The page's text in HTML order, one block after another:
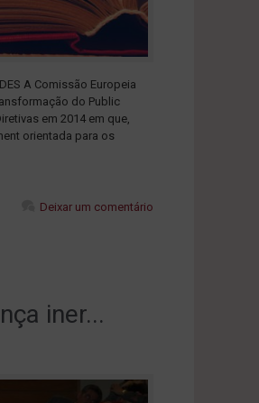
A Comissão Europeia
do Public
em 2014 em que,
orientada para os
Deixar um comentário
iner...